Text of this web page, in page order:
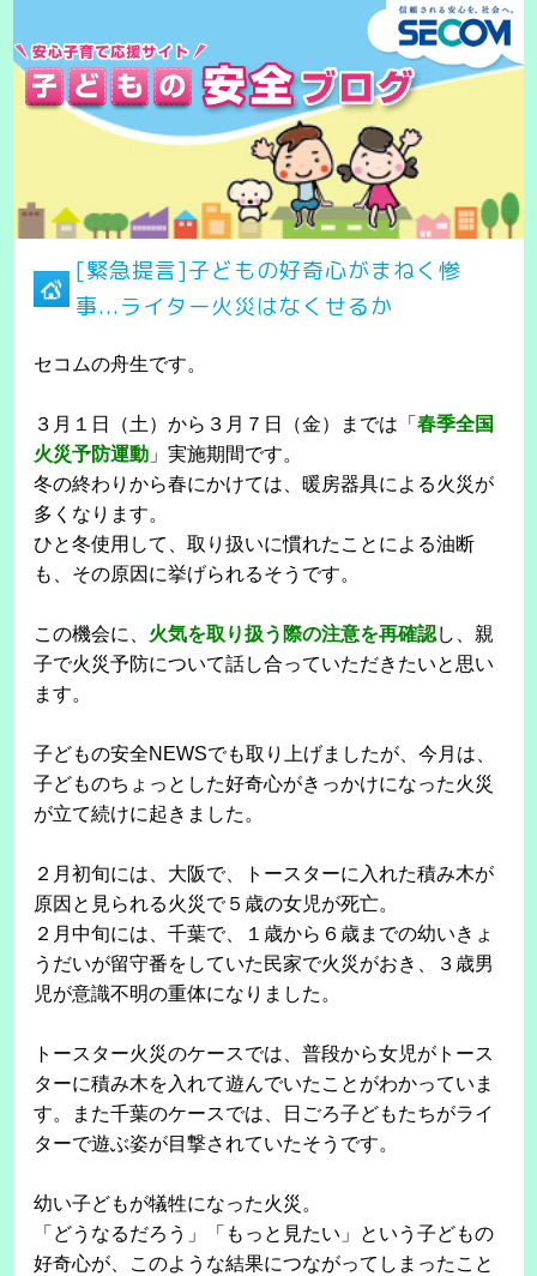
[緊急提言]子どもの好奇心がまねく惨
事...ライター火災はなくせるか
セコムの舟生です。
３月１日（土）から３月７日（金）までは「春季全国
火災予防運動 」実施期間です。
冬の終わりから春にかけては、暖房器具による火災が
多くなります。
ひと冬使用して、取り扱いに慣れたことによる油断
も、その原因に挙げられるそうです。
この機会に、 火気を取り扱う際の注意を再確認し、親
子で火災予防について話し合っていただきたいと思い
ます。
子どもの安全NEWSでも取り上げましたが、今月は、
子どものちょっとした好奇心がきっかけになった火災
が立て続けに起きました。
２月初旬には、大阪で、トースターに入れた積み木が
原因と見られる火災で５歳の女児が死亡。
２月中旬には、千葉で、１歳から６歳までの幼いきょ
うだいが留守番をしていた民家で火災がおき、３歳男
児が意識不明の重体になりました。
トースター火災のケースでは、普段から女児がトース
ターに積み木を入れて遊んでいたことがわかっていま
す。また千葉のケースでは、日ごろ子どもたちがライ
ターで遊ぶ姿が目撃されていたそうです。
幼い子どもが犠牲になった火災。
「どうなるだろう」「もっと見たい」という子どもの
好奇心が、このような結果につながってしまったこと